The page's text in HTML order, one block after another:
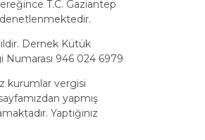
T.C. Gaziantep
Dernek Kütük
Numarası 946 024 6979
kurumlar vergisi
yapmış
Yaptığınız